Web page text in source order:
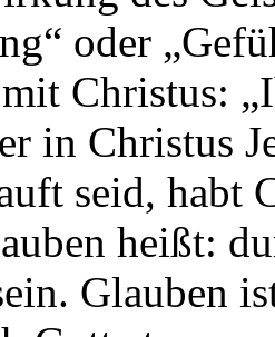
oder
Christus:
in Christus
seid, habt
heißt:
Glauben